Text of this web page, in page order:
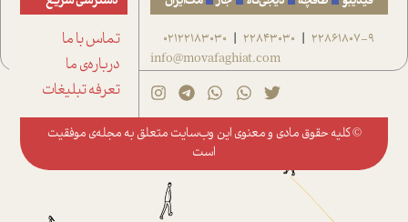
22861807-9
|
22843030
|
02122183030
info@movafaghiat.com
تماس با ما
درباره‌ی ما
تعرفه تبلیغات
© کلیه حقوق مادی و معنوی این وب‌سایت متعلق به مجله‌ی موفقیت
است